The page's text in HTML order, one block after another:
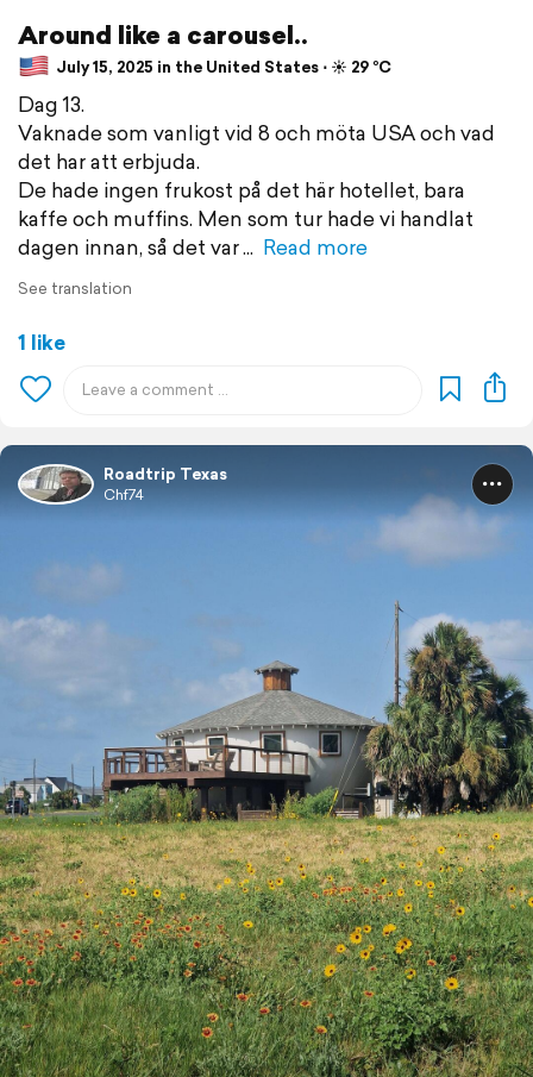
Around like a carousel..
July 15, 2025 in the United States ⋅ ☀️ 29 °C
Dag 13.
Vaknade som vanligt vid 8 och möta USA och vad
det har att erbjuda.
De hade ingen frukost på det här hotellet, bara
kaffe och muffins. Men som tur hade vi handlat
dagen innan, så det var
Read more
See translation
1 like
Roadtrip Texas
Chf74